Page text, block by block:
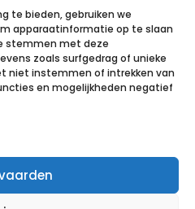
te bieden, gebruiken we
apparaatinformatie op te slaan
stemmen met deze
zoals surfgedrag of unieke
niet instemmen of intrekken van
en mogelijkheden negatief
STERILUX ES
5x5cm 12l.nst.
Voeg toe aan verlanglijst